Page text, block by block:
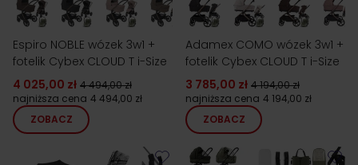
Espiro NOBLE wózek 3w1 +
fotelik Cybex CLOUD T i-Size
4 025,00 zł 4 494,00 zł
najniższa cena 4 494,00 zł
ZOBACZ
Adamex COMO wózek 3w1 +
fotelik Cybex CLOUD T i-Size
3 785,00 zł 4 194,00 zł
najniższa cena 4 194,00 zł
ZOBACZ